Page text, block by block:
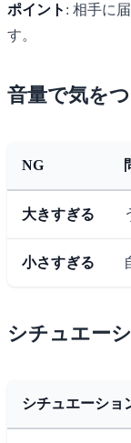
ポイント : 相手に
す。
音量で気を
NG
大きすぎる
小さすぎる
シチュエー
シチュエーショ